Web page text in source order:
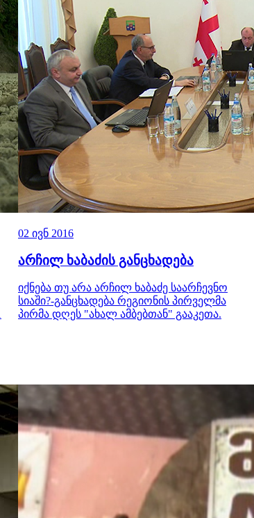
02 ივნ 2016
არჩილ ხაბაძის განცხადება
იქნება თუ არა არჩილ ხაბაძე საარჩევნო
სიაში?-განცხადება რეგიონის პირველმა
პირმა დღეს "ახალ ამბებთან" გააკეთა.